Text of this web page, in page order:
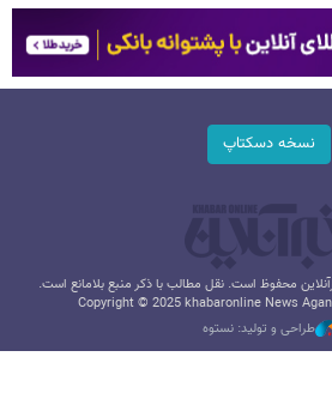
نسخه دسکتاپ
محفوظ است. نقل مطالب با ذکر منبع بلامانع است.
Copyright © 2025 khabaronline News
طراحی و تولید: نستوه